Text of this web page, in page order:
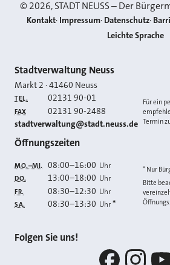
©2026, STADT NEUSS – Der
Kontakt Impressum Datenschutz
Leichte Sprache
Kontakt
Stadtverwaltung Neuss
Markt 2 ·41460 Neuss
TEL. 02131 90-01
FAX 02131 90-2488
E-MAIL
stadtverwaltung@stadt.neuss.de
Für ein
Termin
Öffnungszeiten
MO.–MI. 08:00–16:00 Uhr
DO. 13:00–18:00 Uhr
FR. 08:30–12:30 Uhr
SA. 08:30–13:30 Uhr *
* Nur
Bitte
Folgen Sie uns!